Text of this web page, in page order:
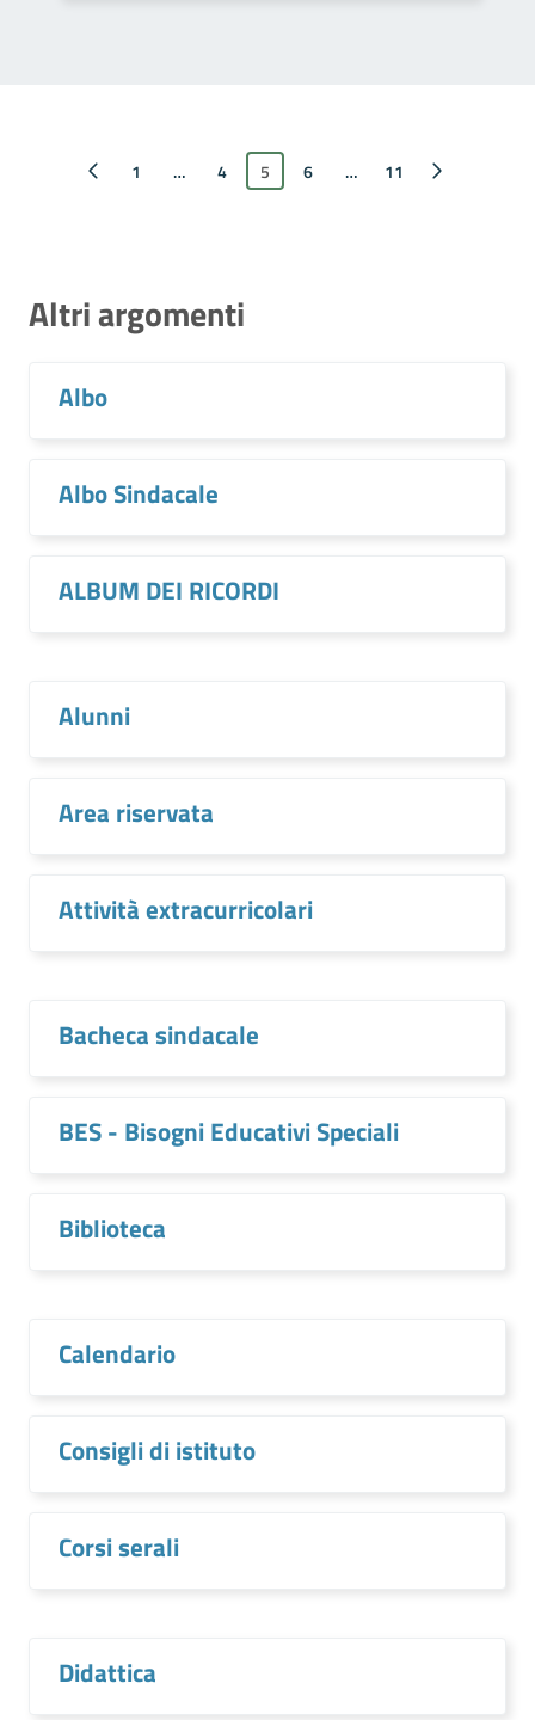
Pagina precedente
1 … 4 5 6 … 11
Pagina successiva
Altri argomenti
Albo
Albo Sindacale
ALBUM DEI RICORDI
Alunni
Area riservata
Attività extracurricolari
Bacheca sindacale
BES - Bisogni Educativi Speciali
Biblioteca
Calendario
Consigli di istituto
Corsi serali
Didattica